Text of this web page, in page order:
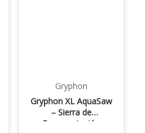
Gryphon
Gryphon XL AquaSaw
– Sierra de
Fragmentación